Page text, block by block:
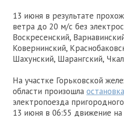
13 июня в результате
ветра до 20 м/с без
Воскресенский,
Ковернинский,
Шахунский, Шарангский,
На участке Горьковской
области произошла
электропоезда
13 июня в 06:55 движение на